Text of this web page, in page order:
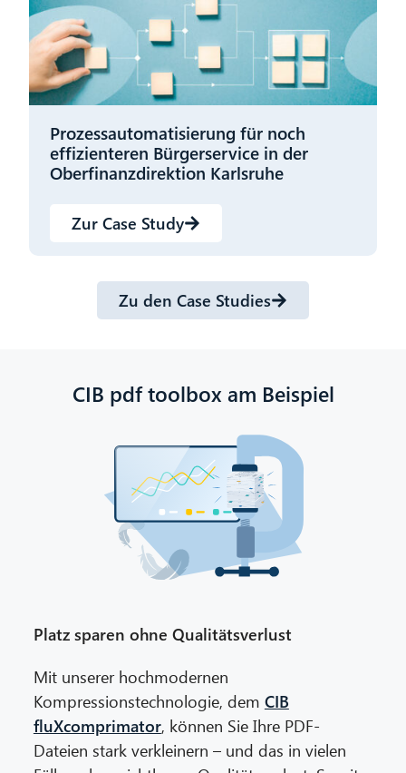
Prozessautomatisierung für noch
effizienteren Bürgerservice in der
Oberfinanzdirektion Karlsruhe
Zur Case Study
Zu den Case Studies
CIB pdf toolbox am Beispiel
Platz sparen ohne Qualitätsverlust
Mit unserer hochmodernen
Kompressionstechnologie, dem CIB
fluXcomprimator, können Sie Ihre PDF-
Dateien stark verkleinern – und das in vielen